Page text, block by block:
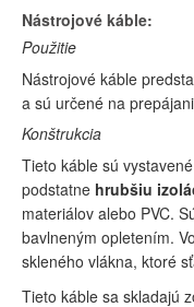
Nástrojové káble:
Použitie
Nástrojové káble
a sú určené na
Konštrukcia
Tieto káble sú
podstatne hrubšiu
materiálov alebo PVC.
bavlneným opletením.
skleného vlákna, ktoré
Tieto káble sa skladajú